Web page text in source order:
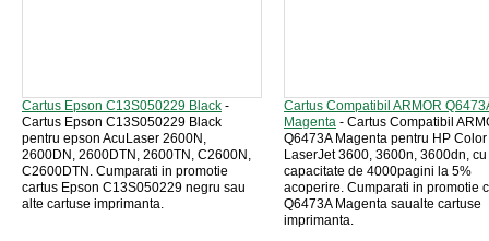
Cartus Epson C13S050229 Black -
Cartus Epson C13S050229 Black
pentru epson AcuLaser 2600N,
2600DN, 2600DTN, 2600TN, C2600N,
C2600DTN. Cumparati in promotie
cartus Epson C13S050229 negru sau
alte cartuse imprimanta.
Cartus Compatibil ARMOR
Magenta - Cartus Compatibil
Q6473A Magenta pentru HP Color
LaserJet 3600, 3600n, 3600dn, cu
capacitate de 4000pagini la 5%
acoperire. Cumparati in promotie
Q6473A Magenta saualte cartuse
imprimanta.